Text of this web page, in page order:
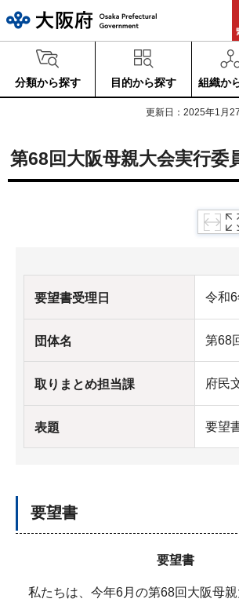
分類から探す 目的から探す 組織か
更新日：2025年1月
第68回大阪母親大会実行
要望書受理日 令和
団体名 第68
取りまとめ担当課 府民
表題 要望
要望書
要望書
私たちは、今年6月の第68回大阪母